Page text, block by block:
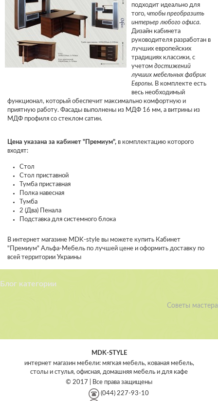
подходит идеально для
того, чтобы преобразить
интерьер любого офиса.
Дизайн кабинета
руководителя разработан в
лучших европейских
традициях классики, с
учетом достижений
лучших мебельных фабрик
Европы. В комплекте есть
весь необходимый
функционал, который обеспечит максимально комфортную и
приятную работу. Фасады выполнены из МДФ 16 мм, а витрины из
МДФ профиля со стеклом сатин.
Цена указана за кабинет "Премиум", в комплектацию которого
входят:
Стол
Стол приставной
Тумба приставная
Полка навесная
Тумба
2 (Два) Пенала
Подставка для системного блока
В интернет магазине MDK-style вы можете купить Кабинет
"Премиум" Альфа-Мебель по лучшей цене и оформить доставку по
всей территории Украины
Блог категории
Советы мастера
MDK-STYLE
интернет магазин мебели: мягкая мебель, кованая мебель,
столы и стулья, офисная, домашняя мебель и для кафе
© 2017 | Все права защищены
(044) 227-93-10